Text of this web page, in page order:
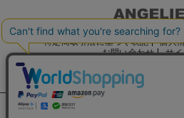
ご利用ガイド 会社概要 電
特定商取引法に基づく表記
個人
お問い合わせ
サ
サイト内の文章、画像などの著作物はマ